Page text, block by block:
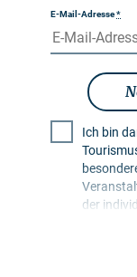
E-Mail-Adresse*
Ich bin
Tourismus GmbH über
der